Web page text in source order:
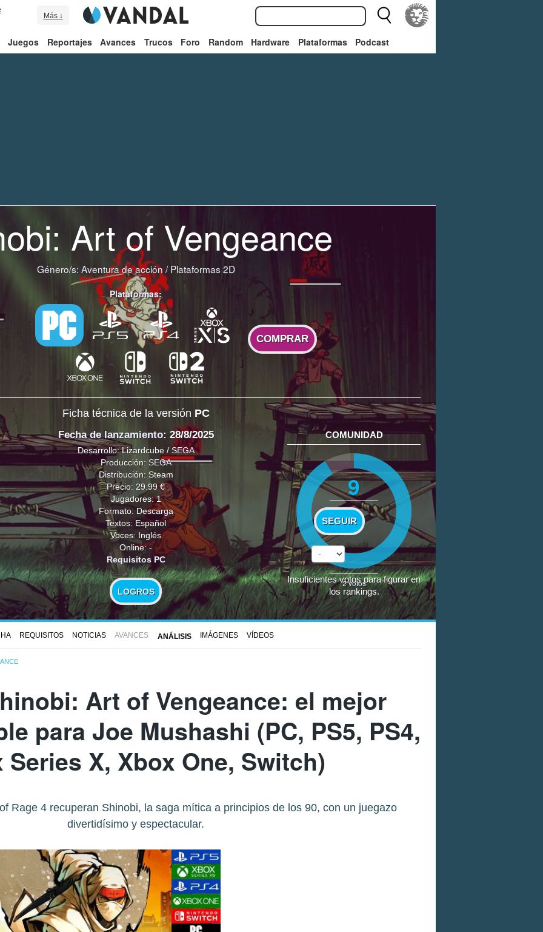
Más ↓
Juegos Reportajes Avances Trucos Foro Random Hardware Plataformas Podcast
Art of Vengeance
Género/s: Aventura de acción /Plataformas 2D
Plataformas:
COMPRAR
Ficha técnica de la versión PC
Fecha de lanzamiento: 28/8/2025
Desarrollo: Lizardcube / SEGA
Producción: SEGA
Distribución: Steam
Precio: 29.99 €
Jugadores: 1
Formato: Descarga
Textos: Español
Voces: Inglés
Online: -
Requisitos PC
LOGROS
COMUNIDAD
9
SEGUIR
2votos
Insuficientes votos para figurar en
los rankings.
REQUISITOS NOTICIAS AVANCES ANÁLISIS IMÁGENES VÍDEOS
Art of Vengeance: el mejor
para Joe Mushashi (PC, PS5, PS4,
Series X, Xbox One, Switch)
Rage 4 recuperan Shinobi, la saga mítica a principios de los 90, con un juegazo
divertidísimo y espectacular.